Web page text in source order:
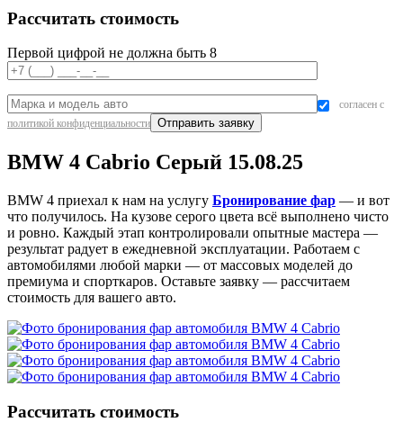
Рассчитать стоимость
Первой цифрой не должна быть 8
согласен с
политикой конфиденциальности
BMW 4 Cabrio Серый 15.08.25
BMW 4 приехал к нам на услугу Бронирование фар — и вот
что получилось. На кузове серого цвета всё выполнено чисто
и ровно. Каждый этап контролировали опытные мастера —
результат радует в ежедневной эксплуатации. Работаем с
автомобилями любой марки — от массовых моделей до
премиума и спорткаров. Оставьте заявку — рассчитаем
стоимость для вашего авто.
Рассчитать стоимость